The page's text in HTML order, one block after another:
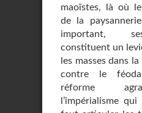
maoïstes, là où
de la
important,
constituent un
les masses dans
contre le
réforme
l’impérialisme